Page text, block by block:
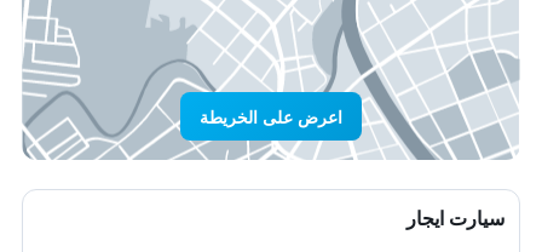
اعرض على الخريطة
سيارت ايجار